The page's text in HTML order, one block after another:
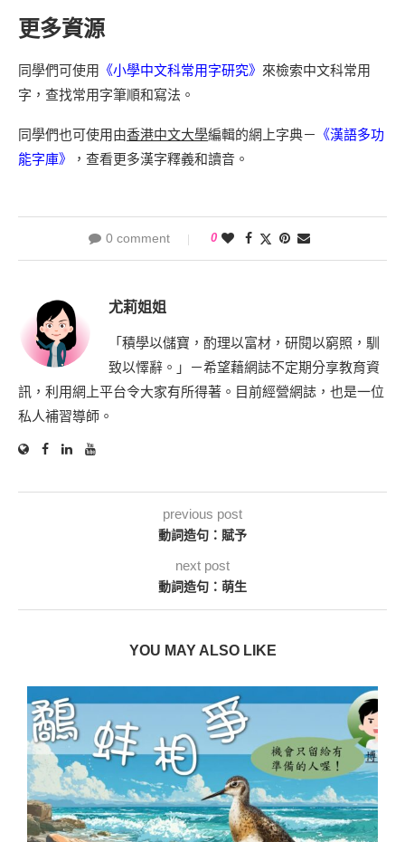
更多資源
同學們可使用 《小學中文科常用字研究》 來檢索中文科常用
字，查找常用字筆順和寫法。
同學們也可使用由香港中文大學編輯的網上字典－ 《漢語多功
能字庫》
，查看更多漢字釋義和讀音。
0 comment 0
尤莉姐姐
「積學以儲寶，酌理以富材，研閱以窮照，馴
致以懌辭。」－希望藉網誌不定期分享教育資
訊，利用網上平台令大家有所得著。目前經營網誌，也是一位
私人補習導師。
previous post
動詞造句：賦予
next post
動詞造句：萌生
YOU MAY ALSO LIKE